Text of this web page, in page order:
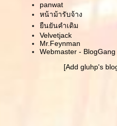
ดูเหมือนจะเป็นฝันดี .. โ
พักยก ขอบ่นแป๊บ
สวัสดีคนปลูกฝัน
หนังสั้น/หนังเต้น WITH
LINKIN PARK -
Maximilian Hecker
panwat
หน้าม้ารับจ้าง
ืนยันคำเดิม
Velvetjack
Mr.Feynman
Webmaster - BlogGang
[Add gluhp's